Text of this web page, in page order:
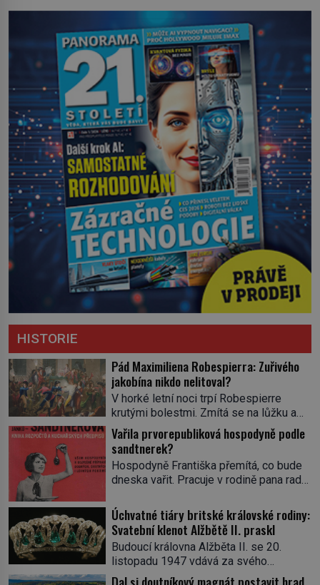
HISTORIE
Pád Maximiliena Robespierra: Zuřivého
jakobína nikdo nelitoval?
V horké letní noci trpí Robespierre
krutými bolestmi. Zmítá se na lůžku a
hlavou mu víří kolotoč myšlenek. Když
se probere z mdlob, vzpomene si na
jednu z pařížských jasnovidek, kterou
před lety navštívil. Prorokovala mu
tragický osud. Tehdy se jí vysmál.
prohlásil o něm jiný významný
francouzský revolucionář, Honoré de
Mirabeau […]
Vařila prvorepubliková hospodyně podle
sandtnerek?
Hospodyně Františka přemítá, co bude
dneska vařit. Pracuje v rodině pana rady
rychle v jedné ze „sandtnerek“.
„Zaplaťpánbůh, že už nemusíme chodit
s lístky,“ povzdechne si směrem ke
služce, kterou má v kuchyni k ruce.
Ještě v prvních letech nové republiky
fungoval kvůli nedostatku zboží
Úchvatné tiáry britské královské rodiny:
Svatební klenot Alžbětě II. praskl
Budoucí královna Alžběta II. se 20.
listopadu 1947 vdává za svého
vyvoleného Filipa Mountbattena. Aby
Dal si doutníkový magnát postavit hrad